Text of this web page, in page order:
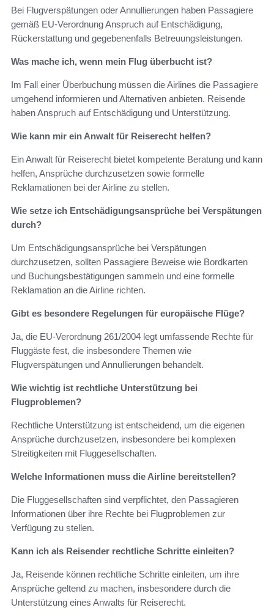
Bei Flugverspätungen oder Annullierungen haben Passagiere
gemäß EU-Verordnung Anspruch auf Entschädigung,
Rückerstattung und gegebenenfalls Betreuungsleistungen.
Was mache ich, wenn mein Flug überbucht ist?
Im Fall einer Überbuchung müssen die Airlines die Passagiere
umgehend informieren und Alternativen anbieten. Reisende
haben Anspruch auf Entschädigung und Unterstützung.
Wie kann mir ein Anwalt für Reiserecht helfen?
Ein Anwalt für Reiserecht bietet kompetente Beratung und kann
helfen, Ansprüche durchzusetzen sowie formelle
Reklamationen bei der Airline zu stellen.
Wie setze ich Entschädigungsansprüche bei Verspätungen
durch?
Um Entschädigungsansprüche bei Verspätungen
durchzusetzen, sollten Passagiere Beweise wie Bordkarten
und Buchungsbestätigungen sammeln und eine formelle
Reklamation an die Airline richten.
Gibt es besondere Regelungen für europäische Flüge?
Ja, die EU-Verordnung 261/2004 legt umfassende Rechte für
Fluggäste fest, die insbesondere Themen wie
Flugverspätungen und Annullierungen behandelt.
Wie wichtig ist rechtliche Unterstützung bei
Flugproblemen?
Rechtliche Unterstützung ist entscheidend, um die eigenen
Ansprüche durchzusetzen, insbesondere bei komplexen
Streitigkeiten mit Fluggesellschaften.
Welche Informationen muss die Airline bereitstellen?
Die Fluggesellschaften sind verpflichtet, den Passagieren
Informationen über ihre Rechte bei Flugproblemen zur
Verfügung zu stellen.
Kann ich als Reisender rechtliche Schritte einleiten?
Ja, Reisende können rechtliche Schritte einleiten, um ihre
Ansprüche geltend zu machen, insbesondere durch die
Unterstützung eines Anwalts für Reiserecht.